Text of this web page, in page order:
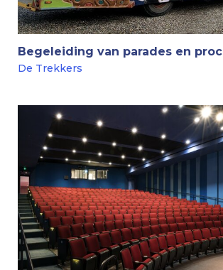
Begeleiding van parades en
De Trekkers